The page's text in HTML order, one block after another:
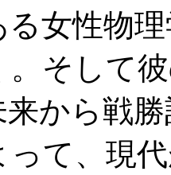
女性物
。そして
から戦
って、現